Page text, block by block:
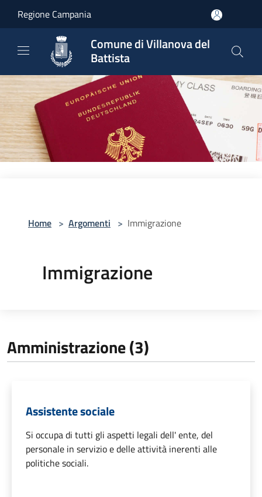
Regione Campania
Comune di Villanova del
Battista
Home > Argomenti > Immigrazione
Immigrazione
Amministrazione (3)
Assistente sociale
Si occupa di tutti gli aspetti legali dell' ente, del
personale in servizio e delle attività inerenti alle
politiche sociali.